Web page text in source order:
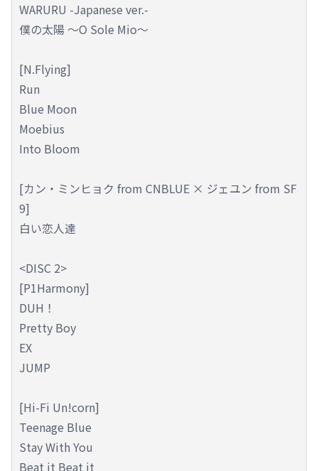
WARURU -Japanese ver.-
僕の太陽 ～O Sole Mio～
[N.Flying]
Run
Blue Moon
Moebius
Into Bloom
[カン・ミンヒョク from CNBLUE × ジェユン from SF
9]
白い恋人達
<DISC 2>
[P1Harmony]
DUH！
Pretty Boy
EX
JUMP
[Hi-Fi Un!corn]
Teenage Blue
Stay With You
Beat it Beat it